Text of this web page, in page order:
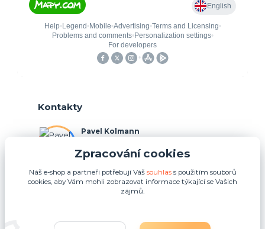
Kontakty
Pavel Kolmann
(Po-Ne, 8:00-17:00 hod.)
p.kolmann@coolplays.cz
Zpracování cookies
Náš e-shop a partneři potřebují Váš souhlass použitím souborů
cookies, aby Vám mohli zobrazovat informace týkající se Vašich
zájmů.